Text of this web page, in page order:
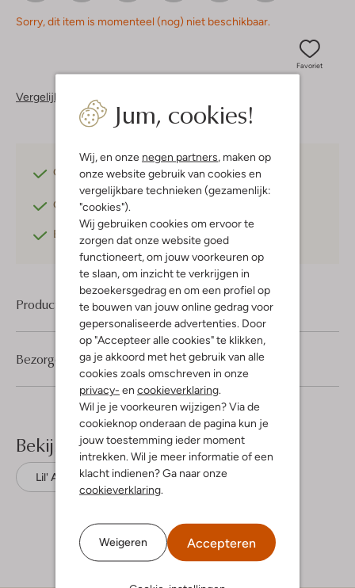
Jum, cookies!
Wij, en onze negen partners , maken op
onze website gebruik van cookies en
vergelijkbare technieken (gezamenlijk:
"cookies").
Wij gebruiken cookies om ervoor te
zorgen dat onze website goed
functioneert, om jouw voorkeuren op
te slaan, om inzicht te verkrijgen in
bezoekersgedrag en om een profiel op
te bouwen van jouw online gedrag voor
gepersonaliseerde advertenties. Door
op "Accepteer alle cookies" te klikken,
ga je akkoord met het gebruik van alle
cookies zoals omschreven in onze
privacy- en cookieverklaring
Wil je je voorkeuren wijzigen? Via de
cookieknop onderaan de pagina kun je
jouw toestemming ieder moment
intrekken. Wil je meer informatie of een
klacht indienen? Ga naar onze
cookieverklaring
Weigeren Accepteren
Sorry, dit item is momenteel (nog) niet beschikbaar.
Favoriet
Vergelijkbare items
Gratis verzendingvanaf €75,-
Gratis retourneren
Betaal achteraf met Klarna
Product informatie
Bezorgen & retourneren
Bekijk meer
Lil' Atelier Biologisch katoen